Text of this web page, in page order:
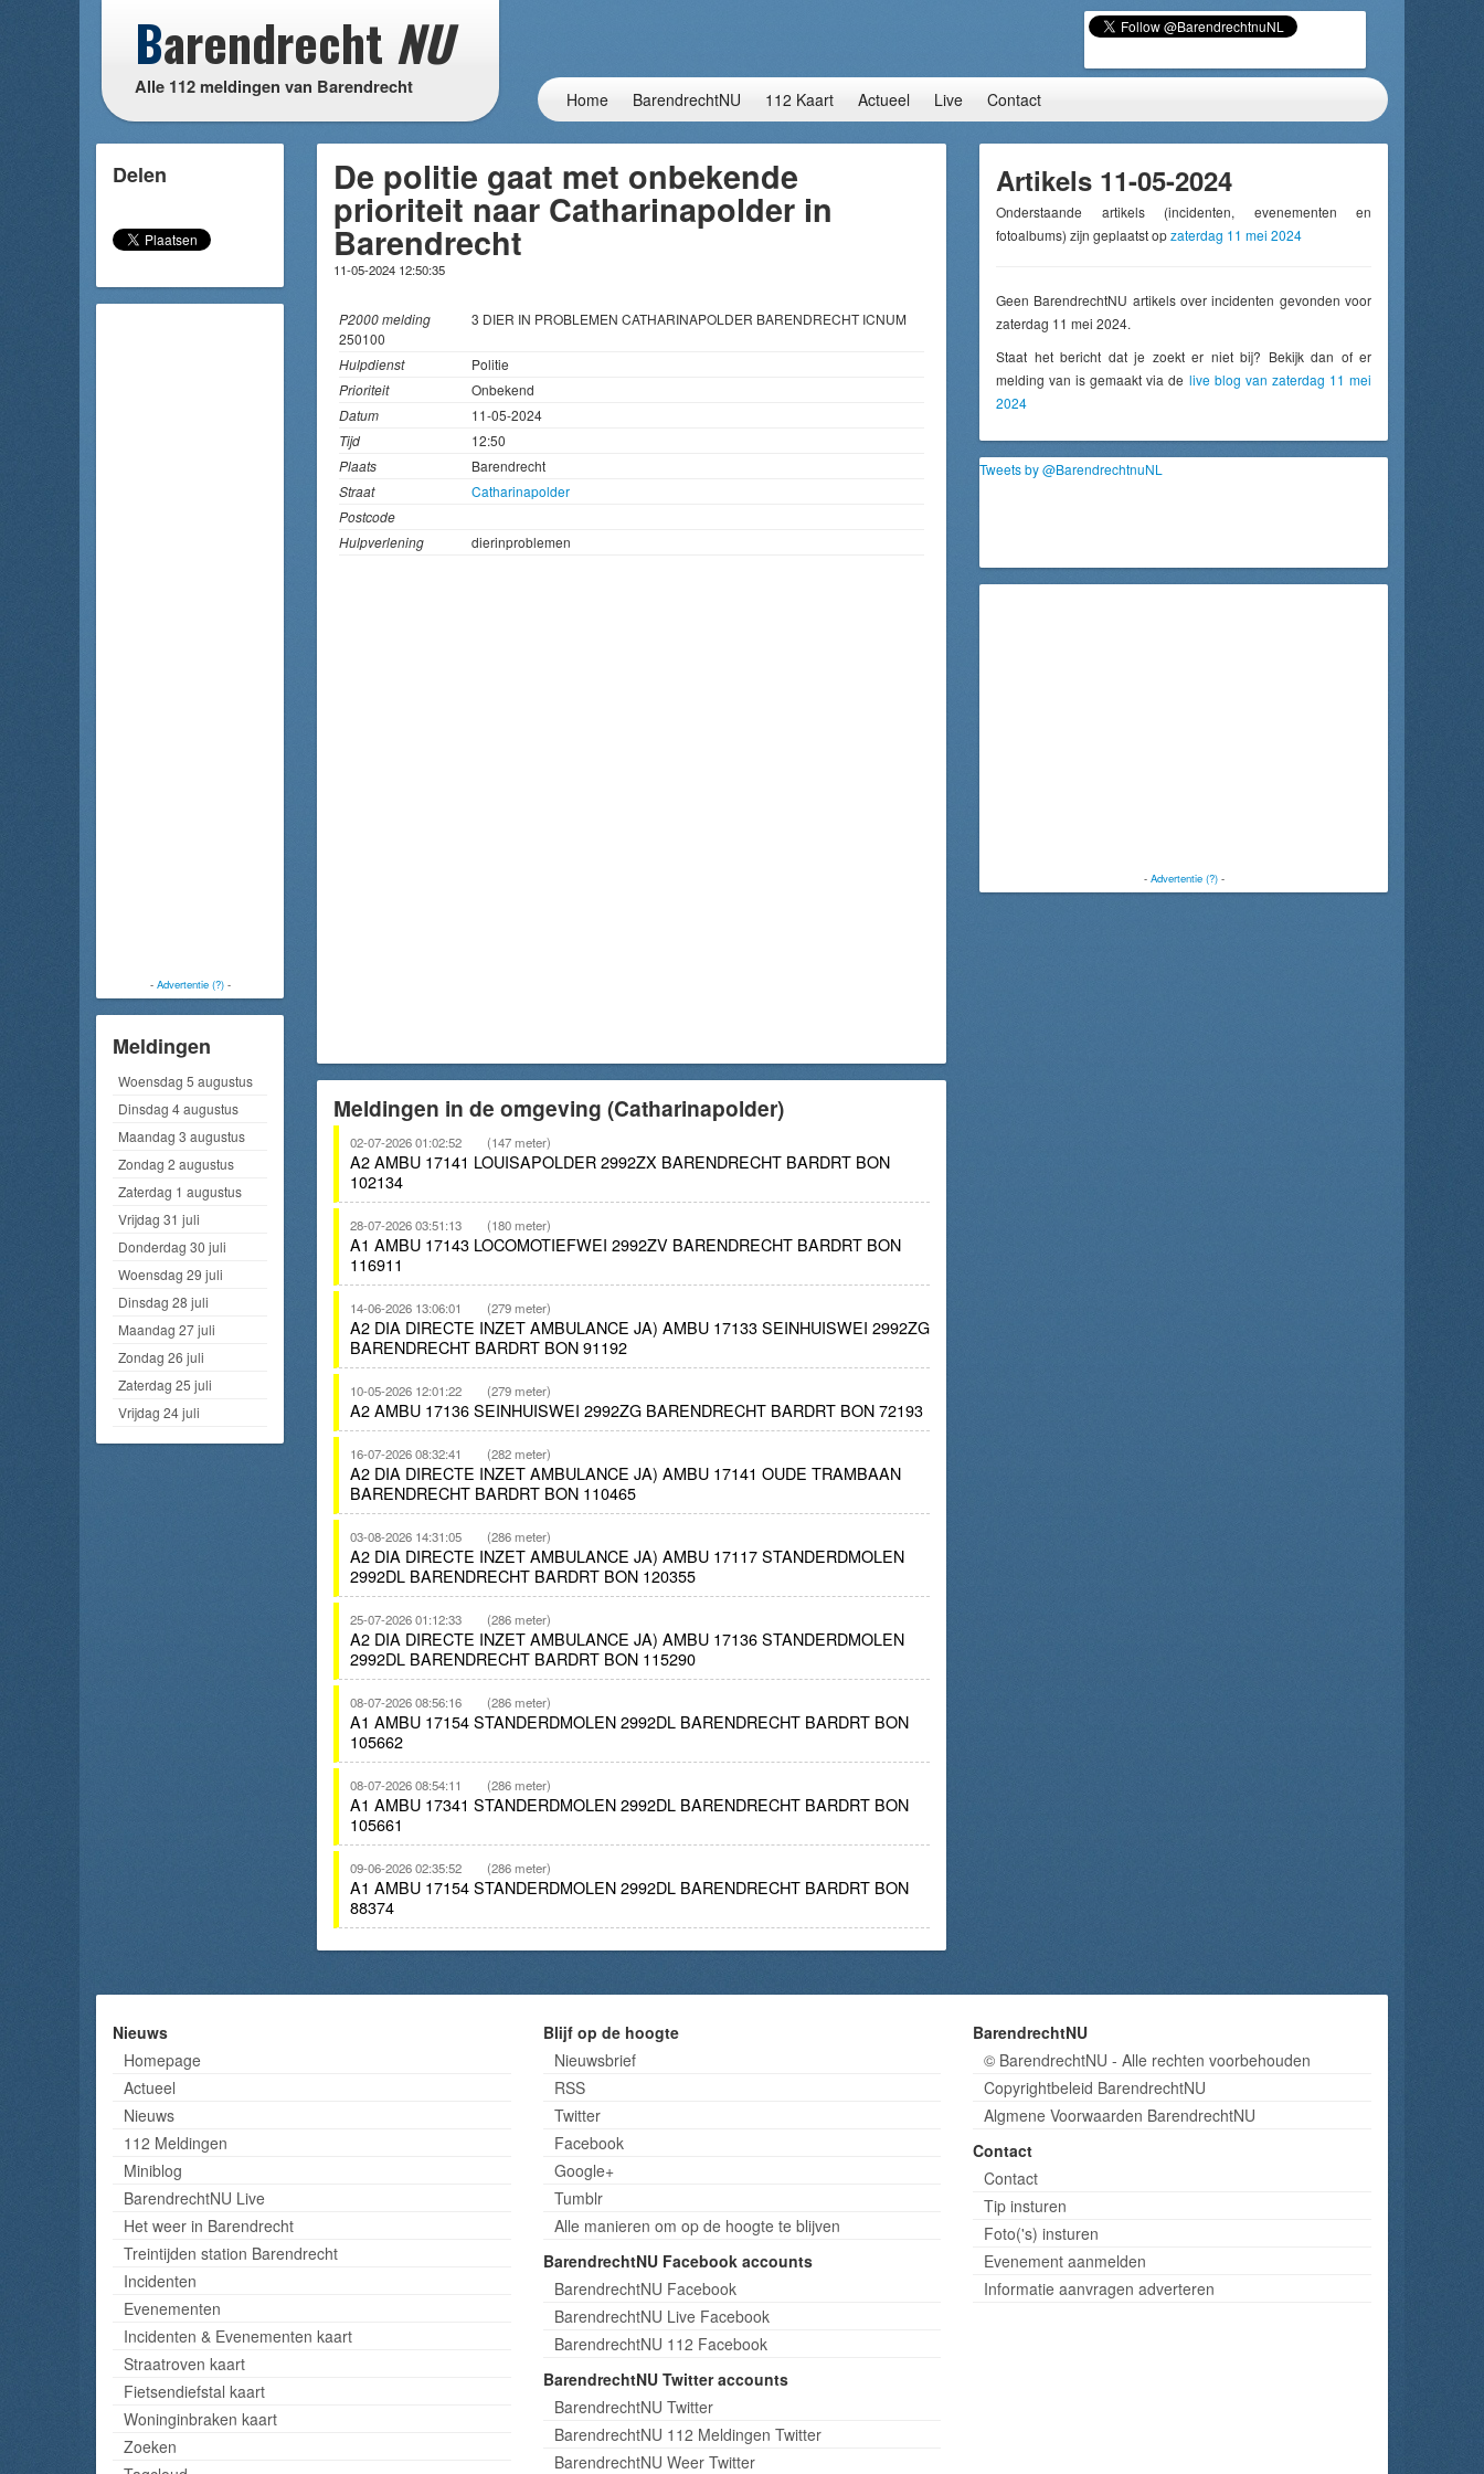
Barendrecht NU
Alle 112 meldingen van Barendrecht
Home BarendrechtNU 112 Kaart Actueel Live Contact
Delen
- Advertentie (?)-
Meldingen
Woensdag 5 augustus
Dinsdag 4 augustus
Maandag 3 augustus
Zondag 2 augustus
Zaterdag 1 augustus
Vrijdag 31 juli
Donderdag 30 juli
Woensdag 29 juli
Dinsdag 28 juli
Maandag 27 juli
Zondag 26 juli
Zaterdag 25 juli
Vrijdag 24 juli
De politie gaat met onbekende
prioriteit naar Catharinapolder in
Barendrecht
11-05-2024 12:50:35
P2000 melding
3 DIER IN PROBLEMEN CATHARINAPOLDER BARENDRECHT ICNUM
250100
Hulpdienst
Politie
Prioriteit
Onbekend
Datum
11-05-2024
Tijd
12:50
Plaats
Barendrecht
Straat
Catharinapolder
Postcode
Hulpverlening
dierinproblemen
Meldingen in de omgeving (Catharinapolder)
02-07-2026 01:02:52 (147 meter)
A2 AMBU 17141 LOUISAPOLDER 2992ZX BARENDRECHT BARDRT BON
102134
28-07-2026 03:51:13 (180 meter)
A1 AMBU 17143 LOCOMOTIEFWEI 2992ZV BARENDRECHT BARDRT BON
116911
14-06-2026 13:06:01 (279 meter)
A2 DIA DIRECTE INZET AMBULANCE JA) AMBU 17133 SEINHUISWEI 2992ZG
BARENDRECHT BARDRT BON 91192
10-05-2026 12:01:22 (279 meter)
A2 AMBU 17136 SEINHUISWEI 2992ZG BARENDRECHT BARDRT BON 72193
16-07-2026 08:32:41 (282 meter)
A2 DIA DIRECTE INZET AMBULANCE JA) AMBU 17141 OUDE TRAMBAAN
BARENDRECHT BARDRT BON 110465
03-08-2026 14:31:05 (286 meter)
A2 DIA DIRECTE INZET AMBULANCE JA) AMBU 17117 STANDERDMOLEN
2992DL BARENDRECHT BARDRT BON 120355
25-07-2026 01:12:33 (286 meter)
A2 DIA DIRECTE INZET AMBULANCE JA) AMBU 17136 STANDERDMOLEN
2992DL BARENDRECHT BARDRT BON 115290
08-07-2026 08:56:16 (286 meter)
A1 AMBU 17154 STANDERDMOLEN 2992DL BARENDRECHT BARDRT BON
105662
08-07-2026 08:54:11 (286 meter)
A1 AMBU 17341 STANDERDMOLEN 2992DL BARENDRECHT BARDRT BON
105661
09-06-2026 02:35:52 (286 meter)
A1 AMBU 17154 STANDERDMOLEN 2992DL BARENDRECHT BARDRT BON
88374
Artikels 11-05-2024
Onderstaande artikels (incidenten, evenementen en
fotoalbums) zijn geplaatst opzaterdag 11 mei 2024
Geen BarendrechtNU artikels over incidenten gevonden voor
zaterdag 11 mei 2024.
Staat het bericht dat je zoekt er niet bij? Bekijk dan of er
melding van is gemaakt via de live blog van zaterdag 11 mei
2024
Tweets by @BarendrechtnuNL
- Advertentie (?)-
Nieuws
Homepage
Actueel
Nieuws
112 Meldingen
Miniblog
BarendrechtNU Live
Het weer in Barendrecht
Treintijden station Barendrecht
Incidenten
Evenementen
Incidenten & Evenementen kaart
Straatroven kaart
Fietsendiefstal kaart
Woninginbraken kaart
Zoeken
Blijf op de hoogte
Nieuwsbrief
RSS
Twitter
Facebook
Google+
Tumblr
Alle manieren om op de hoogte te blijven
BarendrechtNU Facebook accounts
BarendrechtNU Facebook
BarendrechtNU Live Facebook
BarendrechtNU 112 Facebook
BarendrechtNU Twitter accounts
BarendrechtNU Twitter
BarendrechtNU 112 Meldingen Twitter
BarendrechtNU Weer Twitter
BarendrechtNU
© BarendrechtNU - Alle rechten voorbehouden
Copyrightbeleid BarendrechtNU
Algmene Voorwaarden BarendrechtNU
Contact
Contact
Tip insturen
Foto('s) insturen
Evenement aanmelden
Informatie aanvragen adverteren